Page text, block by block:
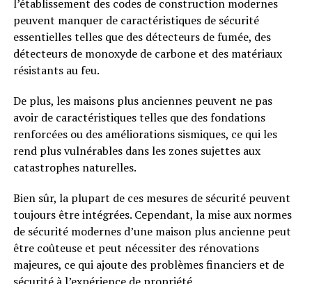
l’établissement des codes de construction modernes
peuvent manquer de caractéristiques de sécurité
essentielles telles que des détecteurs de fumée, des
détecteurs de monoxyde de carbone et des matériaux
résistants au feu.
De plus, les maisons plus anciennes peuvent ne pas
avoir de caractéristiques telles que des fondations
renforcées ou des améliorations sismiques, ce qui les
rend plus vulnérables dans les zones sujettes aux
catastrophes naturelles.
Bien sûr, la plupart de ces mesures de sécurité peuvent
toujours être intégrées. Cependant, la mise aux normes
de sécurité modernes d’une maison plus ancienne peut
être coûteuse et peut nécessiter des rénovations
majeures, ce qui ajoute des problèmes financiers et de